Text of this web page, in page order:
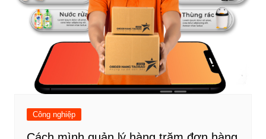
Công nghiệp